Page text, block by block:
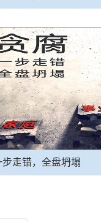
步走错，全盘坍塌